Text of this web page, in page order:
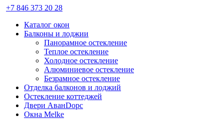
+7 846 373 20 28
Каталог окон
Балконы и лоджии
Панорамное остекление
Теплое остекление
Холодное остекление
Алюминиевое остекление
Безрамное остекление
Отделка балконов и лоджий
Остекление коттеджей
Двери АванDорс
Окна Melke